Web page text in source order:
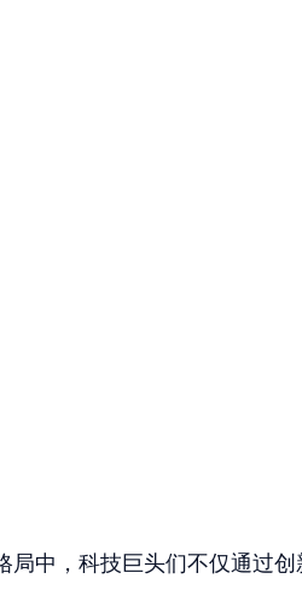
局中，科技巨头们不仅通过